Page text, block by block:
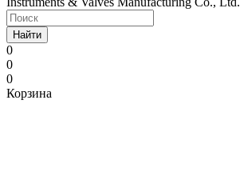
Найти
0
0
0
Корзина